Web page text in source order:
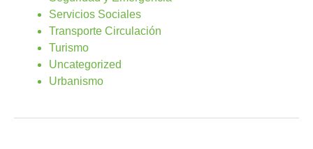
Servicios Sociales
Transporte Circulación
Turismo
Uncategorized
Urbanismo